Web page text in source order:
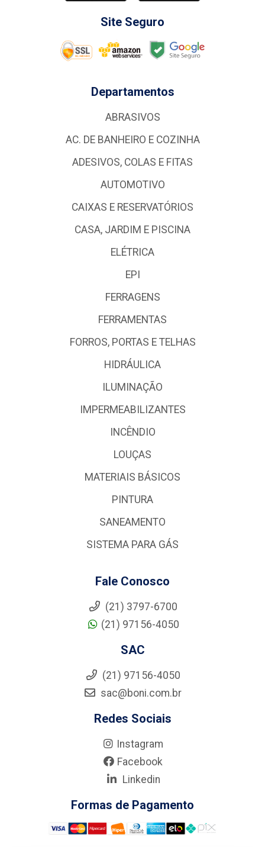
Site Seguro
Departamentos
ABRASIVOS
AC. DE BANHEIRO E COZINHA
ADESIVOS, COLAS E FITAS
AUTOMOTIVO
CAIXAS E RESERVATÓRIOS
CASA, JARDIM E PISCINA
ELÉTRICA
EPI
FERRAGENS
FERRAMENTAS
FORROS, PORTAS E TELHAS
HIDRÁULICA
ILUMINAÇÃO
IMPERMEABILIZANTES
INCÊNDIO
LOUÇAS
MATERIAIS BÁSICOS
PINTURA
SANEAMENTO
SISTEMA PARA GÁS
Fale Conosco
(21) 3797-6700
(21) 97156-4050
SAC
(21) 97156-4050
sac@boni.com.br
Redes Sociais
Instagram
Facebook
Linkedin
Formas de Pagamento